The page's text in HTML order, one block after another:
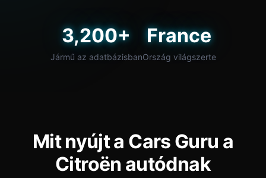
3,200+
Jármű az adatbázisban
France
Ország világszerte
Mit nyújt a Cars Guru a
Citroën autódnak